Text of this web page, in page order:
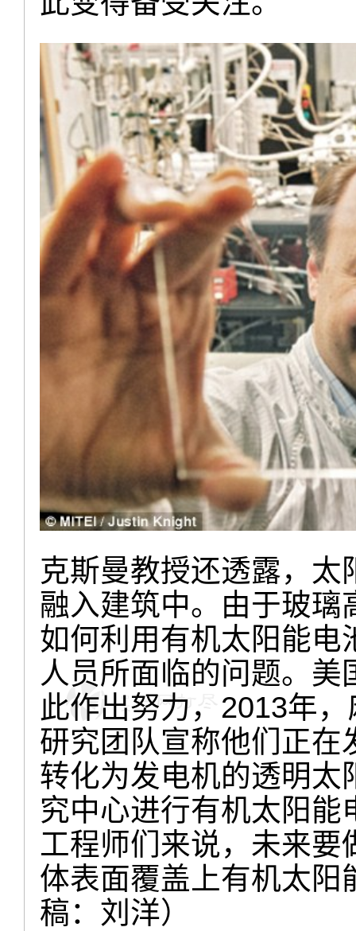
克斯曼教授还透露，
融入建筑中。由于玻
如何利用有机太阳能电
人员所面临的问题。
此作出努力，2013年
研究团队宣称他们正在
转化为发电机的透明太
究中心进行有机太阳
工程师们来说，未来
体表面覆盖上有机太阳
稿：刘洋）